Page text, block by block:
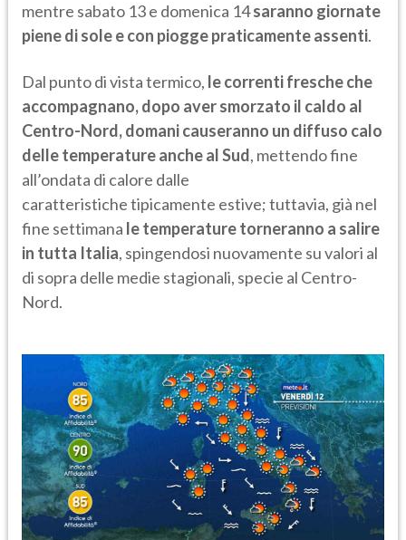
mentre sabato 13 e domenica 14saranno giornate
piene di sole e con piogge praticamente assenti.
Dal punto di vista termico, le correnti fresche che
accompagnano, dopo aver smorzato il caldo al
Centro-Nord, domani causeranno un diffuso calo
delle temperature anche al Sud, mettendo fine
all’ondata di calore dalle
caratteristiche tipicamente estive; tuttavia, già nel
fine settimana le temperature torneranno a salire
in tutta Italia, spingendosi nuovamente su valori al
di sopra delle medie stagionali, specie al Centro-
Nord.